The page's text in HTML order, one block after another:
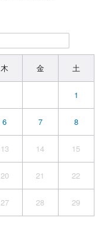
木 金 土
1
6 7 8
13 14 15
20 21 22
27 28 29